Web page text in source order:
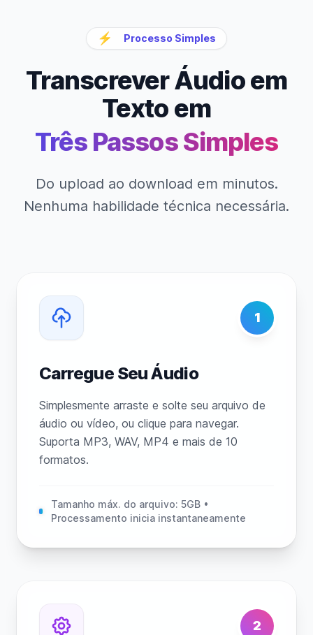
⚡ Processo Simples
Transcrever Áudio em
Texto em
Três Passos Simples
Do upload ao download em minutos.
Nenhuma habilidade técnica necessária.
1
Carregue Seu Áudio
Simplesmente arraste e solte seu arquivo de
áudio ou vídeo, ou clique para navegar.
Suporta MP3, WAV, MP4 e mais de 10
formatos.
Tamanho máx. do arquivo: 5GB •
Processamento inicia instantaneamente
2